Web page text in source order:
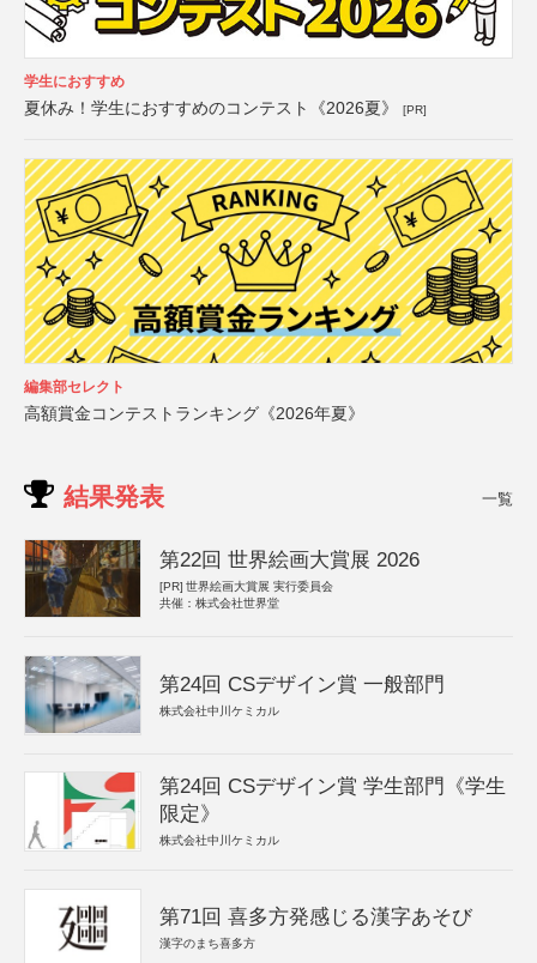
学生におすすめ
夏休み！学生におすすめのコンテスト《2026夏》 [PR]
編集部セレクト
高額賞金コンテストランキング《2026年夏》
結果発表 一覧
第22回 世界絵画大賞展 2026
[PR] 世界絵画大賞展 実行委員会
共催：株式会社世界堂
第24回 CSデザイン賞 一般部門
株式会社中川ケミカル
第24回 CSデザイン賞 学生部門《学生
限定》
株式会社中川ケミカル
第71回 喜多方発感じる漢字あそび
漢字のまち喜多方